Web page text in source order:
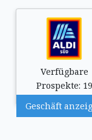
Verfügbare
Prospekte: 19
Geschäft